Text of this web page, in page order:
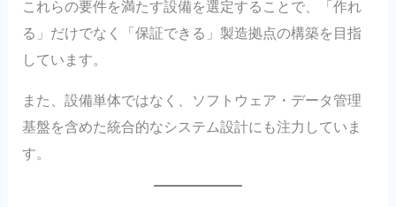
これらの要件を満たす設備を選定することで、「作れ
る」だけでなく「保証できる」製造拠点の構築を目指
しています。
また、設備単体ではなく、ソフトウェア・データ管理
基盤を含めた統合的なシステム設計にも注力していま
す。